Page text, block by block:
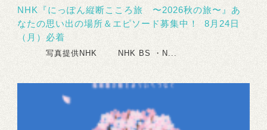
NHK『にっぽん縦断こころ旅 〜2026秋の旅〜』あ
なたの思い出の場所＆エピソード募集中！ 8月24日
（月）必着
写真提供NHK NHK BS ・N...